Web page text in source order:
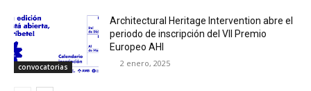
convocatorias
Architectural Heritage Intervention abre el
periodo de inscripción del VII Premio
Europeo AHI
2 enero, 2025